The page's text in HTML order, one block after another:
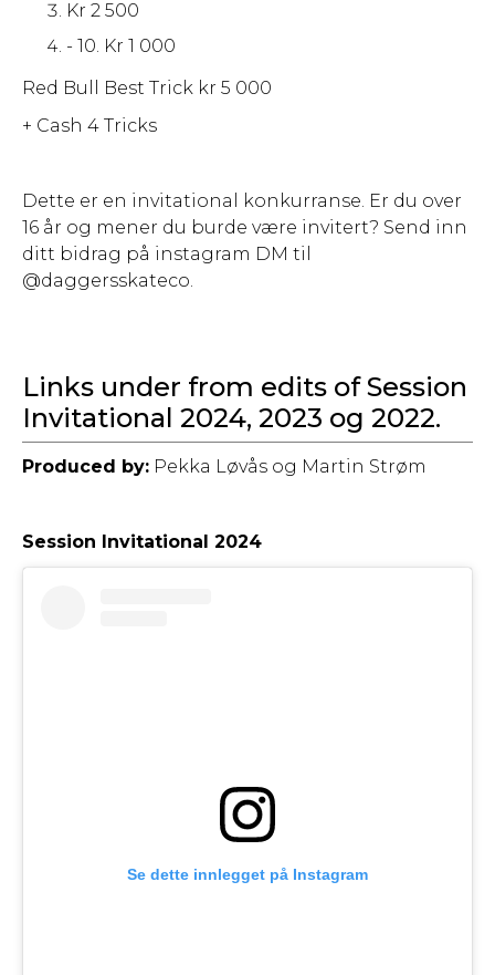
Kr 2 500
- 10. Kr 1 000
Red Bull Best Trick kr 5 000
+ Cash 4 Tricks
Dette er en invitational konkurranse. Er du over
16 år og mener du burde være invitert? Send inn
ditt bidrag på instagram DM til
@daggersskateco.
Links under from edits of Session
Invitational 2024, 2023 og 2022.
Produced by: Pekka Løvås og Martin Strøm
Session Invitational 2024
Se dette innlegget på Instagram